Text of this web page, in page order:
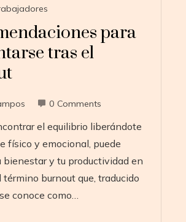
para
tras el
0 Comments
el equilibrio liberándote
físico y emocional, puede
y tu productividad en
término burnout que, traducido
conoce como…